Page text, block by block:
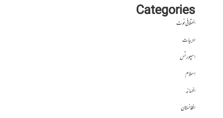
Categories
اختلافی نوٹ
ادبیات
اسپورٹس
اسلام
افسانہ
افغانستان